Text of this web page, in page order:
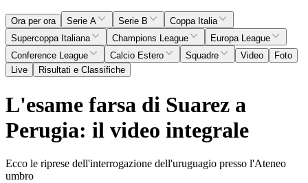
Ora per ora Serie A Serie B
Coppa Italia
Supercoppa Italiana
Champions League
Europa League
Conference League
Calcio Estero Squadre Video
Foto
Live
Risultati e Classifiche
L'esame farsa di Suarez a
Perugia: il video integrale
Ecco le riprese dell'interrogazione dell'uruguagio presso l'Ateneo
umbro